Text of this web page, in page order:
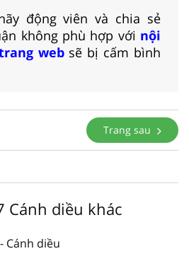
động viên và chia sẻ
không phù hợp với nội
websẽ bị cấm bình
Trang sau
Cánh diều khác
Cánh diều